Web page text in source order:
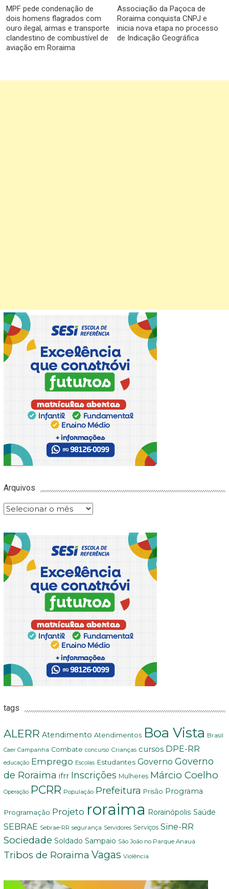
MPF pede condenação de
dois homens flagrados com
ouro ilegal, armas e transporte
clandestino de combustível de
aviação em Roraima
Associação da Paçoca de
Roraima conquista CNPJ e
inicia nova etapa no processo
de Indicação Geográfica
Arquivos
Arquivos
tags
ALERR Atendimento Atendimentos Boa Vista Brasil
Caer Campanha Combate concurso Crianças cursos DPE-RR
educação Emprego Escolas Estudantes Governo Governo
de Roraima ifrr Inscrições Mulheres Márcio Coelho
Operação PCRR População Prefeitura Prisão Programa
Programação Projeto roraima Rorainópolis Saúde
SEBRAE Sebrae-RR segurança Servidores Serviços Sine-RR
Sociedade Soldado Sampaio São João no Parque Anauá
Tribos de Roraima Vagas Violência